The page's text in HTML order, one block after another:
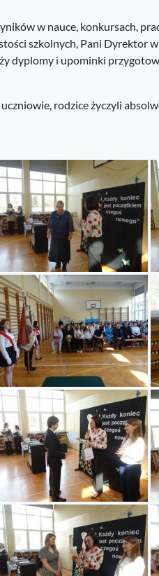
w nauce, konkursach,
szkolnych, Pani Dyrektor
dyplomy i upominki
rodzice życzyli